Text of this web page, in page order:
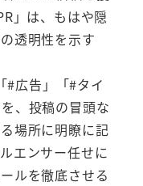
」は、もはや隠
透明性を示す
#広告」「#タイ
、投稿の冒頭な
場所に明瞭に記
エンサー任せに
ルを徹底させる